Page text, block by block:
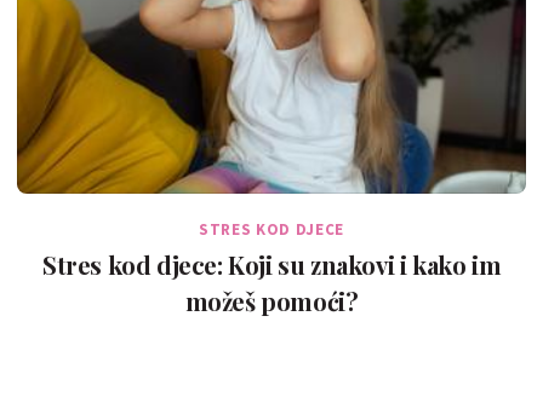
STRES KOD DJECE
Stres kod djece: Koji su znakovi i kako im
možeš pomoći?